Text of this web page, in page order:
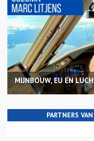
MIJNBOUW, EU EN
PARTNERS